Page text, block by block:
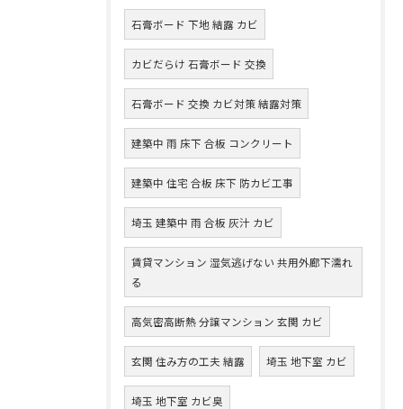
石膏ボード 下地 結露 カビ
カビだらけ 石膏ボード 交換
石膏ボード 交換 カビ対策 結露対策
建築中 雨 床下 合板 コンクリート
建築中 住宅 合板 床下 防カビ工事
埼玉 建築中 雨 合板 灰汁 カビ
賃貸マンション 湿気逃げない 共用外廊下濡れ
る
高気密高断熱 分譲マンション 玄関 カビ
玄関 住み方の工夫 結露 埼玉 地下室 カビ
埼玉 地下室 カビ臭